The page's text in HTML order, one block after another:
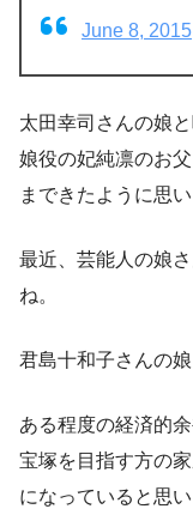
June 8, 2015
太田幸司さんの娘
娘役の妃純凛のお
まできたように思い
最近、芸能人の娘
ね。
君島十和子さんの
ある程度の経済的
宝塚を目指す方の
になっていると思い